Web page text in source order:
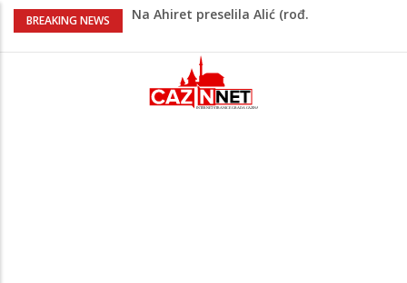
BREAKING NEWS
Kahrimanović) Kadira
motomaraton stigao u Bosanski
Petrovac
Na Ahiret preselio RAMIĆ (SAFETA) SENAD